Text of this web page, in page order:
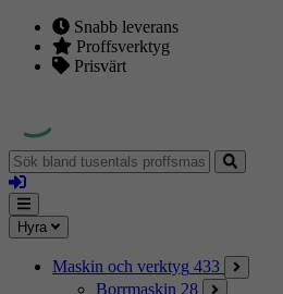
Snabb leverans
Proffsverktyg
Prisvärt
Sök
bland
tusentals
proffsmaskiner
Logga
in
Mina
sidor
Meny
Hyra
Maskin och verktyg 433
Borrmaskin 28